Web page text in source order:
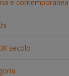
e contemporanea
secolo